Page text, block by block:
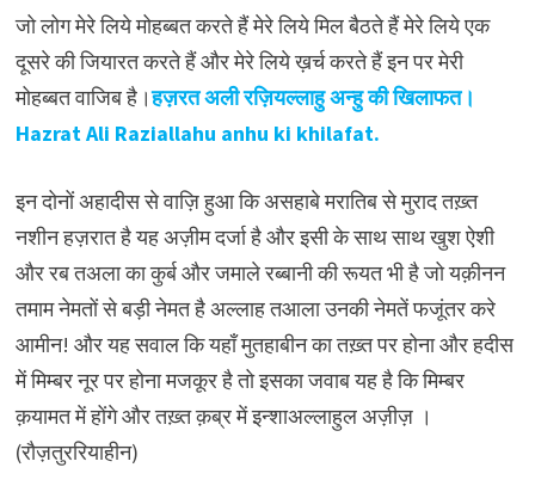
जो लोग मेरे लिये मोहब्बत करते हैं मेरे लिये मिल बैठते हैं मेरे लिये एक
दूसरे की जियारत करते हैं और मेरे लिये ख़र्च करते हैं इन पर मेरी
मोहब्बत वाजिब है।हज़रत अली रज़ियल्लाहु अन्हु की खिलाफत।
Hazrat Ali Raziallahu anhu ki khilafat.
इन दोनों अहादीस से वाज़ि हुआ कि असहाबे मरातिब से मुराद तख़्त
नशीन हज़रात है यह अज़ीम दर्जा है और इसी के साथ साथ खुश ऐशी
और रब तअला का कुर्ब और जमाले रब्बानी की रूयत भी है जो यक़ीनन
तमाम नेमतों से बड़ी नेमत है अल्लाह तआला उनकी नेमतें फजूंतर करे
आमीन! और यह सवाल कि यहाँ मुतहाबीन का तख़्त पर होना और हदीस
में मिम्बर नूर पर होना मजकूर है तो इसका जवाब यह है कि मिम्बर
क़यामत में होंगे और तख़्त क़ब्र में इन्शाअल्लाहुल अज़ीज़ ।
(रौज़तुररियाहीन)